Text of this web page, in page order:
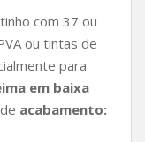
com 37 ou
ou tintas de
para
em baixa
acabamento: